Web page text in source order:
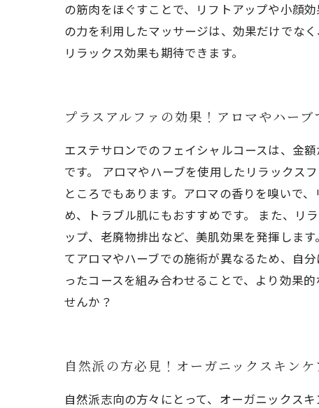
の筋肉をほぐすことで、リフトアップや小顔
の力を利用したマッサージは、効果だけでな
リラックス効果も期待できます。
プラスアルファの効果！アロマやハー
エステサロンでのフェイシャルコースは、金
です。 アロマやハーブを使用したリラックス
ところでもあります。アロマの香りを嗅いで
め、トラブル肌にもおすすめです。 また、リ
ップ、老廃物排出など、美肌効果を発揮しま
てアロマやハーブでの施術が異なるため、自
ったコースを組み合わせることで、より効果
せんか？
自然派の方必見！オーガニックスキン
自然派志向の方々にとって、オーガニックス